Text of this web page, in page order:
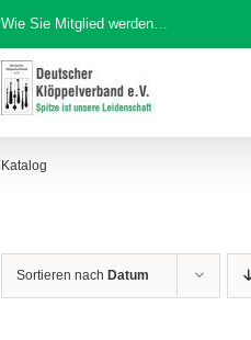
Wie Sie Mitglied werden…
Katalog
Sortieren nach Datum